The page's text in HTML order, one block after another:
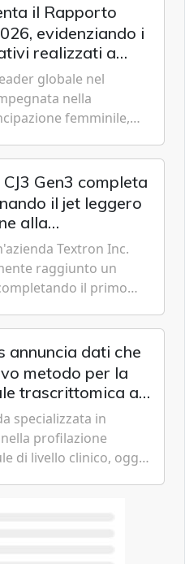
il Rapporto
evidenziando i
realizzati a
sociale,
globale nel
nella
femminile,
il jet leggero
alla
Textron Inc.
raggiunto un
il primo
metodo per la
trascrittomica a
istologici
specializzata in
profilazione
di livello clinico, oggi